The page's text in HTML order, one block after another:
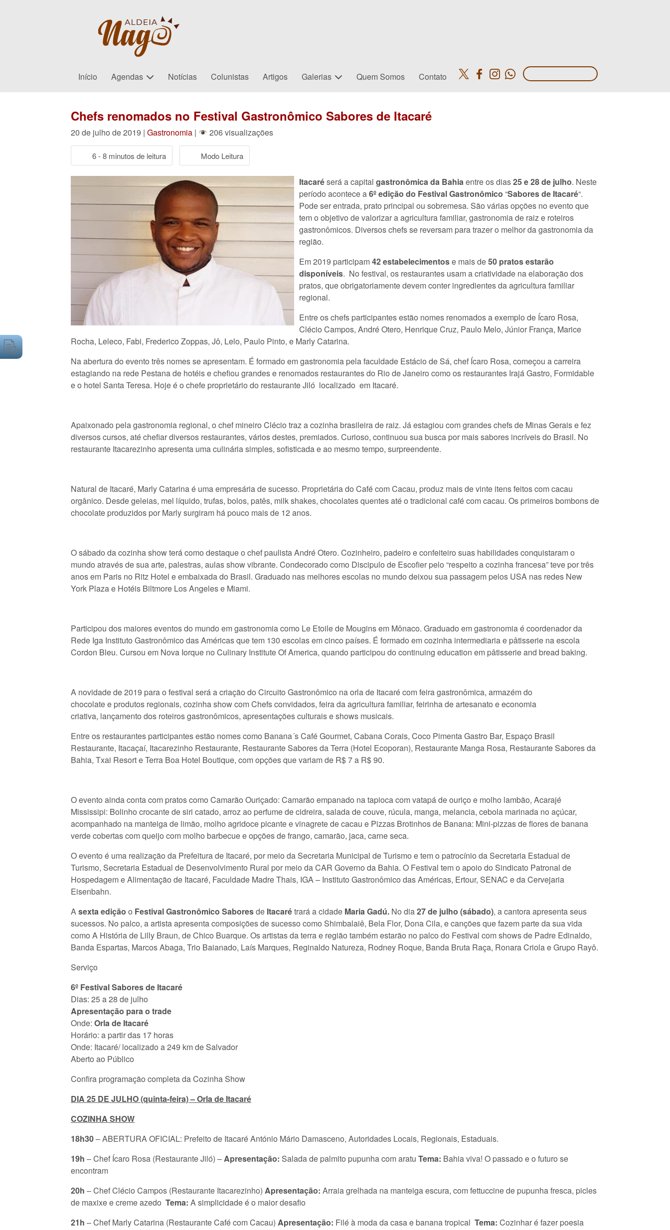
Início Agendas Notícias Colunistas Artigos Galerias Quem Somos Contato
Chefs renomados no Festival Gastronômico Sabores de Itacaré
20 de julho de 2019 | Gastronomia | 206 visualizações
6 - 8 minutos de leitura Modo Leitura
Itacaréserá a capital gastronômica da Bahiaentre os dias25 e 28 de julho. Neste
período acontece a6º edição do Festival Gastronômico “Sabores de Itacaré“.
Pode ser entrada, prato principal ou sobremesa. São várias opções no evento que
tem o objetivo de valorizar a agricultura familiar, gastronomia de raiz e roteiros
gastronômicos. Diversos chefs se reversam para trazer o melhor da gastronomia da
região.
Em 2019 participam42 estabelecimentose mais de50 pratos estarão
disponíveis. No festival, os restaurantes usam a criatividade na elaboração dos
pratos, que obrigatoriamente devem conter ingredientes da agricultura familiar
regional.
Entre os chefs participantes estão nomes renomados a exemplo de Ícaro Rosa,
Clécio Campos, André Otero, Henrique Cruz, Paulo Melo, Júnior França, Marice
Rocha, Leleco, Fabi, Frederico Zoppas, Jô, Lelo, Paulo Pinto, e Marly Catarina.
Na abertura do evento três nomes se apresentam. É formado em gastronomia pela faculdade Estácio de Sá, chef Ícaro Rosa, começou a carreira
estagiando na rede Pestana de hotéis e chefiou grandes e renomados restaurantes do Rio de Janeiro como os restaurantes Irajá Gastro, Formidable
e o hotel Santa Teresa. Hoje é o chefe proprietário do restaurante Jiló localizado em Itacaré.
Apaixonado pela gastronomia regional, o chef mineiro Clécio traz a cozinha brasileira de raiz. Já estagiou com grandes chefs de Minas Gerais e fez
diversos cursos, até chefiar diversos restaurantes, vários destes, premiados. Curioso, continuou sua busca por mais sabores incríveis do Brasil. No
restaurante Itacarezinho apresenta uma culinária simples, sofisticada e ao mesmo tempo, surpreendente.
Natural de Itacaré, Marly Catarina é uma empresária de sucesso. Proprietária do Café com Cacau, produz mais de vinte itens feitos com cacau
orgânico. Desde geleias, mel líquido, trufas, bolos, patês, milk shakes, chocolates quentes até o tradicional café com cacau. Os primeiros bombons de
chocolate produzidos por Marly surgiram há pouco mais de 12 anos.
O sábado da cozinha show terá como destaque o chef paulista André Otero. Cozinheiro, padeiro e confeiteiro suas habilidades conquistaram o
mundo através de sua arte, palestras, aulas show vibrante. Condecorado como Discipulo de Escofier pelo “respeito a cozinha francesa” teve por três
anos em Paris no Ritz Hotel e embaixada do Brasil. Graduado nas melhores escolas no mundo deixou sua passagem pelos USA nas redes New
York Plaza e Hotéis Biltmore Los Angeles e Miami.
Participou dos maiores eventos do mundo em gastronomia como Le Etoile de Mougins em Mônaco. Graduado em gastronomia é coordenador da
Rede Iga Instituto Gastronômico das Américas que tem 130 escolas em cinco países. É formado em cozinha intermediaria e pâtisserie na escola
Cordon Bleu. Cursou em Nova Iorque no Culinary Institute Of America, quando participou do continuing education em pâtisserie and bread baking.
A novidade de 2019 para o festival será a criação do Circuito Gastronômico na orla de Itacaré com feira gastronômica, armazém do
chocolate e produtos regionais, cozinha show com Chefs convidados, feira da agricultura familiar, feirinha de artesanato e economia
criativa, lançamento dos roteiros gastronômicos, apresentações culturais e shows musicais.
Entre os restaurantes participantes estão nomes como Banana´s Café Gourmet, Cabana Corais, Coco Pimenta Gastro Bar, Espaço Brasil
Restaurante, Itacaçaí, Itacarezinho Restaurante, Restaurante Sabores da Terra (Hotel Ecoporan), Restaurante Manga Rosa, Restaurante Sabores da
Bahia, Txai Resort e Terra Boa Hotel Boutique, com opções que variam de R$ 7 a R$ 90.
O evento ainda conta com pratos como Camarão Ouriçado: Camarão empanado na tapioca com vatapá de ouriço e molho lambão, Acarajé
Mississipi: Bolinho crocante de siri catado, arroz ao perfume de cidreira, salada de couve, rúcula, manga, melancia, cebola marinada no açúcar,
acompanhado na manteiga de limão, molho agridoce picante e vinagrete de cacau e Pizzas Brotinhos de Banana: Mini-pizzas de flores de banana
verde cobertas com queijo com molho barbecue e opções de frango, camarão, jaca, carne seca.
O evento é uma realização da Prefeitura de Itacaré, por meio da Secretaria Municipal de Turismo e tem o patrocínio da Secretaria Estadual de
Turismo, Secretaria Estadual de Desenvolvimento Rural por meio da CAR Governo da Bahia. O Festival tem o apoio do Sindicato Patronal de
Hospedagem e Alimentação de Itacaré, Faculdade Madre Thais, IGA – Instituto Gastronômico das Américas, Ertour, SENAC e da Cervejaria
Eisenbahn.
Asexta edição o Festival Gastronômico Saboresde Itacarétrará a cidade Maria Gadú. No dia27 de julho (sábado), a cantora apresenta seus
sucessos. No palco, a artista apresenta composições de sucesso como Shimbalaiê, Bela Flor, Dona Cila, e canções que fazem parte da sua vida
como A História de Lilly Braun, de Chico Buarque. Os artistas da terra e região também estarão no palco do Festival com shows de Padre Edinaldo,
Banda Espartas, Marcos Abaga, Trio Baianado, Laís Marques, Reginaldo Natureza, Rodney Roque, Banda Bruta Raça, Ronara Criola e Grupo Rayô.
Serviço
6º Festival Sabores de Itacaré
Dias: 25 a 28 de julho
Apresentação para o trade
Onde: Orla de Itacaré
Horário: a partir das 17 horas
Onde: Itacaré/ localizado a 249 km de Salvador
Aberto ao Público
Confira programação completa da Cozinha Show
DIA 25 DE JULHO (quinta-feira) – Orla de Itacaré
COZINHA SHOW
18h30– ABERTURA OFICIAL: Prefeito de Itacaré António Mário Damasceno, Autoridades Locais, Regionais, Estaduais.
19h –Chef Ícaro Rosa (Restaurante Jiló) –Apresentação: Salada de palmito pupunha com aratu Tema: Bahia viva! O passado e o futuro se
encontram
20h – Chef Clécio Campos (Restaurante Itacarezinho) Apresentação: Arraia grelhada na manteiga escura, com fettuccine de pupunha fresca, picles
de maxixe e creme azedo Tema: A simplicidade é o maior desafio
21h – Chef Marly Catarina (Restaurante Café com Cacau) Apresentação: Filé à moda da casa e banana tropical Tema: Cozinhar é fazer poesia